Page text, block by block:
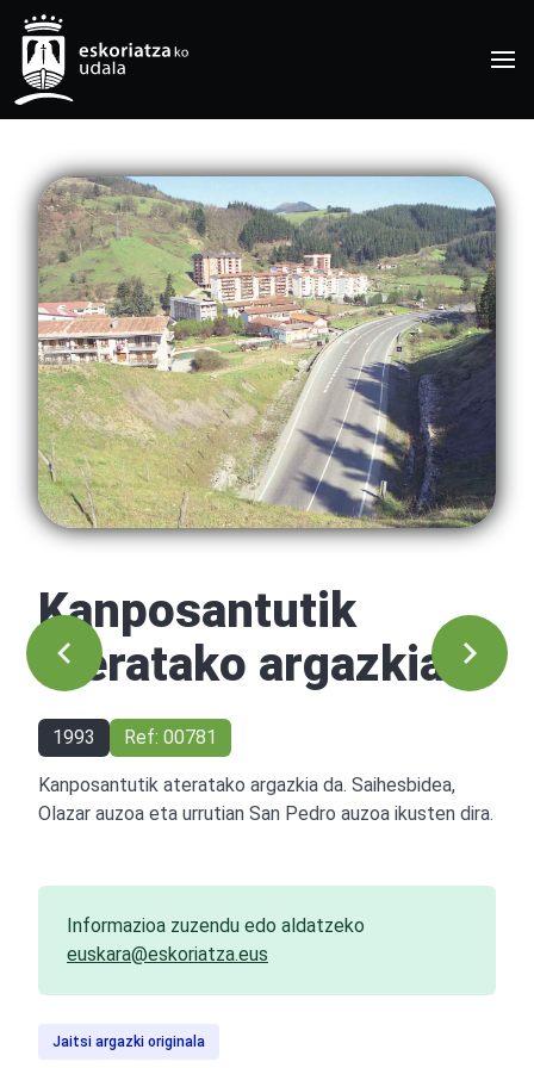
Kanposantutik
ateratako argazkia
1993 Ref: 00781
Kanposantutik ateratako argazkia da. Saihesbidea,
Olazar auzoa eta urrutian San Pedro auzoa ikusten dira.
Informazioa zuzendu edo aldatzeko
euskara@eskoriatza.eus
Jaitsi argazki originala